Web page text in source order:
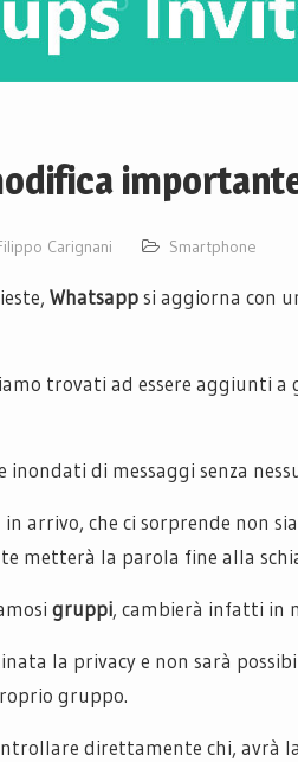
Carignani Smartphone
Whatsappsi aggiorna con
trovati ad essere aggiunti
di messaggi senza
arrivo, che ci sorprende non
metterà la parola fine alla
gruppi, cambierà infatti in
la privacy e non sarà
gruppo.
direttamente chi, avrà